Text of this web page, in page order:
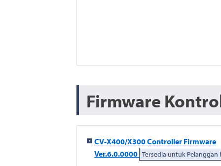
Firmware
CV-X400/X300 Controller Firmware
Ver.6.0.0000 Tersedia untuk Pelanggan